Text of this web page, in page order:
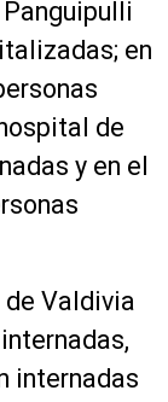
en
de
y en el
de Valdivia
internadas